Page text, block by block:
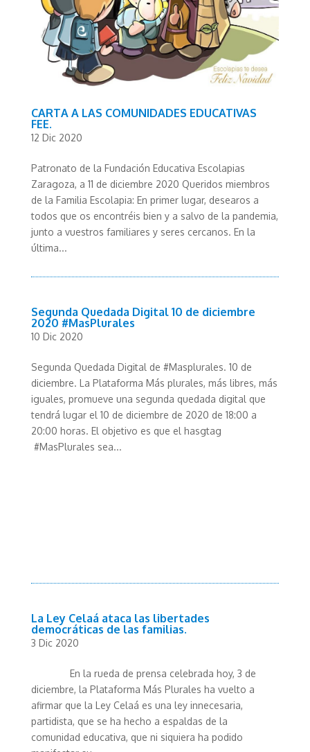
CARTA A LAS COMUNIDADES EDUCATIVAS
FEE.
12 Dic 2020
Patronato de la Fundación Educativa Escolapias
Zaragoza, a 11 de diciembre 2020 Queridos miembros
de la Familia Escolapia: En primer lugar, desearos a
todos que os encontréis bien y a salvo de la pandemia,
junto a vuestros familiares y seres cercanos. En la
última...
Segunda Quedada Digital 10 de diciembre
2020 #MasPlurales
10 Dic 2020
Segunda Quedada Digital de #Masplurales. 10 de
diciembre. La Plataforma Más plurales, más libres, más
iguales, promueve una segunda quedada digital que
tendrá lugar el 10 de diciembre de 2020 de 18:00 a
20:00 horas. El objetivo es que el hasgtag
#MasPlurales sea...
La Ley Celaá ataca las libertades
democráticas de las familias.
3 Dic 2020
En la rueda de prensa celebrada hoy, 3 de
diciembre, la Plataforma Más Plurales ha vuelto a
afirmar que la Ley Celaá es una ley innecesaria,
partidista, que se ha hecho a espaldas de la
comunidad educativa, que ni siquiera ha podido